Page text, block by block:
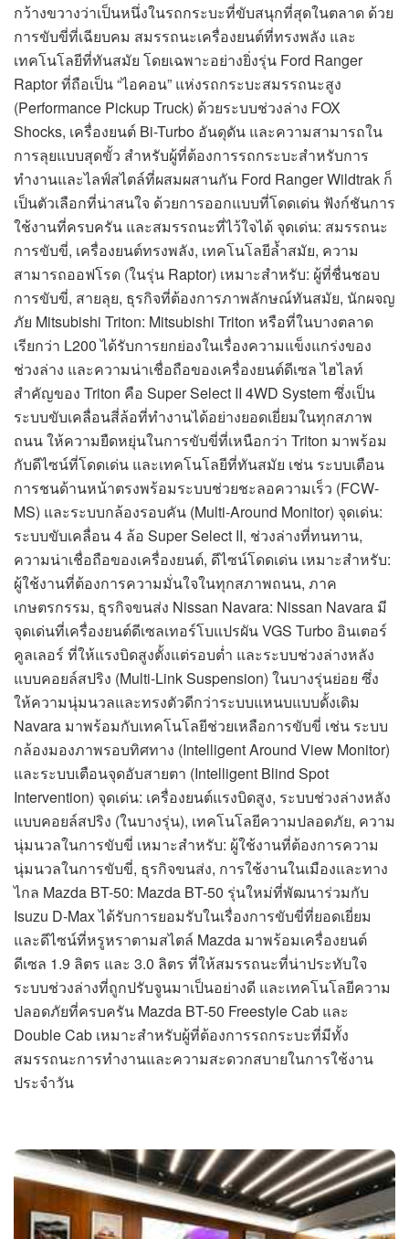
กว้างขวางว่าเป็นหนึ่งในรถกระบะที่ขับสนุกที่สุดในตลาด ด้วย
การขับขี่ที่เฉียบคม สมรรถนะเครื่องยนต์ที่ทรงพลัง และ
เทคโนโลยีที่ทันสมัย โดยเฉพาะอย่างยิ่งรุ่น Ford Ranger
Raptor ที่ถือเป็น “ไอคอน” แห่งรถกระบะสมรรถนะสูง
(Performance Pickup Truck) ด้วยระบบช่วงล่าง FOX
Shocks, เครื่องยนต์ Bi-Turbo อันดุดัน และความสามารถใน
การลุยแบบสุดขั้ว สำหรับผู้ที่ต้องการรถกระบะสำหรับการ
ทำงานและไลฟ์สไตล์ที่ผสมผสานกัน Ford Ranger Wildtrak ก็
เป็นตัวเลือกที่น่าสนใจ ด้วยการออกแบบที่โดดเด่น ฟังก์ชันการ
ใช้งานที่ครบครัน และสมรรถนะที่ไว้ใจได้ จุดเด่น: สมรรถนะ
การขับขี่, เครื่องยนต์ทรงพลัง, เทคโนโลยีล้ำสมัย, ความ
สามารถออฟโรด (ในรุ่น Raptor) เหมาะสำหรับ: ผู้ที่ชื่นชอบ
การขับขี่, สายลุย, ธุรกิจที่ต้องการภาพลักษณ์ทันสมัย, นักผจญ
ภัย Mitsubishi Triton: Mitsubishi Triton หรือที่ในบางตลาด
เรียกว่า L200 ได้รับการยกย่องในเรื่องความแข็งแกร่งของ
ช่วงล่าง และความน่าเชื่อถือของเครื่องยนต์ดีเซล ไฮไลท์
สำคัญของ Triton คือ Super Select II 4WD System ซึ่งเป็น
ระบบขับเคลื่อนสี่ล้อที่ทำงานได้อย่างยอดเยี่ยมในทุกสภาพ
ถนน ให้ความยืดหยุ่นในการขับขี่ที่เหนือกว่า Triton มาพร้อม
กับดีไซน์ที่โดดเด่น และเทคโนโลยีที่ทันสมัย เช่น ระบบเตือน
การชนด้านหน้าตรงพร้อมระบบช่วยชะลอความเร็ว (FCW-
MS) และระบบกล้องรอบคัน (Multi-Around Monitor) จุดเด่น:
ระบบขับเคลื่อน 4 ล้อ Super Select II, ช่วงล่างที่ทนทาน,
ความน่าเชื่อถือของเครื่องยนต์, ดีไซน์โดดเด่น เหมาะสำหรับ:
ผู้ใช้งานที่ต้องการความมั่นใจในทุกสภาพถนน, ภาค
เกษตรกรรม, ธุรกิจขนส่ง Nissan Navara: Nissan Navara มี
จุดเด่นที่เครื่องยนต์ดีเซลเทอร์โบแปรผัน VGS Turbo อินเตอร์
คูลเลอร์ ที่ให้แรงบิดสูงตั้งแต่รอบต่ำ และระบบช่วงล่างหลัง
แบบคอยล์สปริง (Multi-Link Suspension) ในบางรุ่นย่อย ซึ่ง
ให้ความนุ่มนวลและทรงตัวดีกว่าระบบแหนบแบบดั้งเดิม
Navara มาพร้อมกับเทคโนโลยีช่วยเหลือการขับขี่ เช่น ระบบ
กล้องมองภาพรอบทิศทาง (Intelligent Around View Monitor)
และระบบเตือนจุดอับสายตา (Intelligent Blind Spot
Intervention) จุดเด่น: เครื่องยนต์แรงบิดสูง, ระบบช่วงล่างหลัง
แบบคอยล์สปริง (ในบางรุ่น), เทคโนโลยีความปลอดภัย, ความ
นุ่มนวลในการขับขี่ เหมาะสำหรับ: ผู้ใช้งานที่ต้องการความ
นุ่มนวลในการขับขี่, ธุรกิจขนส่ง, การใช้งานในเมืองและทาง
ไกล Mazda BT-50: Mazda BT-50 รุ่นใหม่ที่พัฒนาร่วมกับ
Isuzu D-Max ได้รับการยอมรับในเรื่องการขับขี่ที่ยอดเยี่ยม
และดีไซน์ที่หรูหราตามสไตล์ Mazda มาพร้อมเครื่องยนต์
ดีเซล 1.9 ลิตร และ 3.0 ลิตร ที่ให้สมรรถนะที่น่าประทับใจ
ระบบช่วงล่างที่ถูกปรับจูนมาเป็นอย่างดี และเทคโนโลยีความ
ปลอดภัยที่ครบครัน Mazda BT-50 Freestyle Cab และ
Double Cab เหมาะสำหรับผู้ที่ต้องการรถกระบะที่มีทั้ง
สมรรถนะการทำงานและความสะดวกสบายในการใช้งาน
ประจำวัน